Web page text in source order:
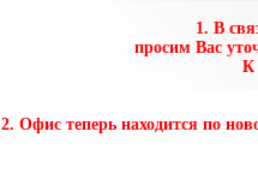
1. В
просим Вас
К
2. Офис теперь находится по